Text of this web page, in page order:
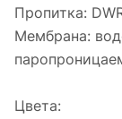
Пропитка:
Мембрана:
Цвета: